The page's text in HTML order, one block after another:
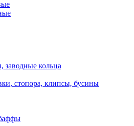
кольца
стопора, клипсы, бусины